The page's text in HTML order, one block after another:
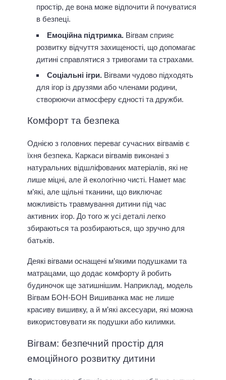
простір, де вона може відпочити й почуватися
в безпеці.
Емоційна підтримка. Вігвам сприяє
розвитку відчуття захищеності, що допомагає
дитині справлятися з тривогами та страхами.
Соціальні ігри. Вігвами чудово підходять
для ігор із друзями або членами родини,
створюючи атмосферу єдності та дружби.
Комфорт та безпека
Однією з головних переваг сучасних вігвамів є
їхня безпека. Каркаси вігвамів виконані з
натуральних відшліфованих матеріалів, які не
лише міцні, але й екологічно чисті. Намет має
м’які, але щільні тканини, що виключає
можливість травмування дитини під час
активних ігор. До того ж усі деталі легко
збираються та розбираються, що зручно для
батьків.
Деякі вігвами оснащені м’якими подушками та
матрацами, що додає комфорту й робить
будиночок ще затишнішим. Наприклад, модель
Вігвам БОН-БОН Вишиванка має не лише
красиву вишивку, а й м’які аксесуари, які можна
використовувати як подушки або килимки.
Вігвам: безпечний простір для
емоційного розвитку дитини